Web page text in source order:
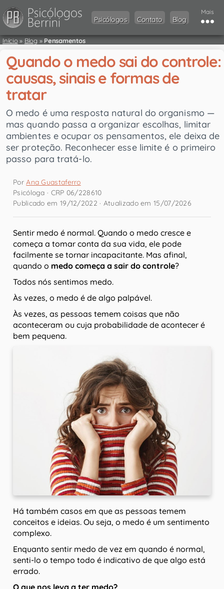
Psicólogos Contato Blog
Mais
Início» Blog» Pensamentos
Quando o medo sai do controle:
causas, sinais e formas de
tratar
O medo é uma resposta natural do organismo —
mas quando passa a organizar escolhas, limitar
ambientes e ocupar os pensamentos, ele deixa de
ser proteção. Reconhecer esse limite é o primeiro
passo para tratá-lo.
PorAna Guastaferro
Psicóloga · CRP 06/228610
Publicado em 19/12/2022 · Atualizado em 15/07/2026
Sentir medo é normal. Quando o medo cresce e
começa a tomar conta da sua vida, ele pode
facilmente se tornar incapacitante. Mas afinal,
quando o medo começa a sair do controle?
Todos nós sentimos medo.
Às vezes, o medo é de algo palpável.
Às vezes, as pessoas temem coisas que não
aconteceram ou cuja probabilidade de acontecer é
bem pequena.
Há também casos em que as pessoas temem
conceitos e ideias. Ou seja, o medo é um sentimento
complexo.
Enquanto sentir medo de vez em quando é normal,
senti-lo o tempo todo é indicativo de que algo está
errado.
O que nos leva a ter medo?